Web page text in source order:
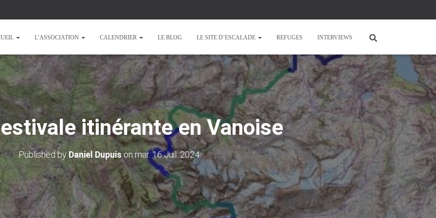
L’ASSOCIATION CALENDRIER LE BLOG LE SITE D’ESCALADE REFUGES INTERVIEWS
itinérante en Vanoise
Published byDaniel Dupuis onmar. 16 Juil. 2024